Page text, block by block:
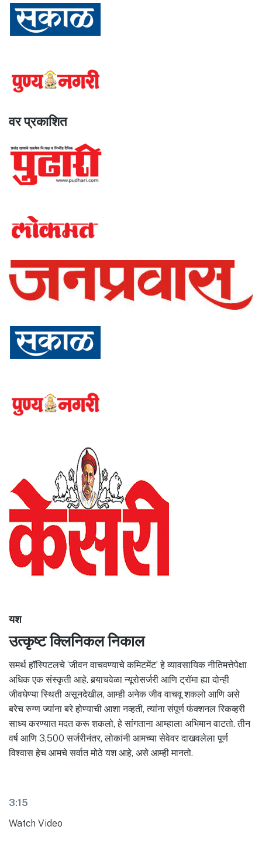
वर प्रकाशित
यश
उत्कृष्ट क्लिनिकल निकाल
समर्थ हॉस्पिटलचे ‘जीवन वाचवण्याचे कमिटमेंट’ हे व्यावसायिक नीतिमत्तेपेक्षा
अधिक एक संस्कृती आहे. बर्‍याचवेळा न्यूरोसर्जरी आणि ट्रॉमा ह्या दोन्ही
जीवघेण्या स्थिती असूनदेखील, आम्ही अनेक जीव वाचवू शकलो आणि असे
बरेच रुग्ण ज्यांना बरे होण्याची आशा नव्हती, त्यांना संपूर्ण फंक्शनल रिकव्हरी
साध्य करण्यात मदत करू शकलो, हे सांगताना आम्हाला अभिमान वाटतो. तीन
वर्ष आणि 3,500 सर्जरीनंतर, लोकांनी आमच्या सेवेवर दाखवलेला पूर्ण
विश्वास हेच आमचे सर्वात मोठे यश आहे, असे आम्ही मानतो.
3:15
Watch Video